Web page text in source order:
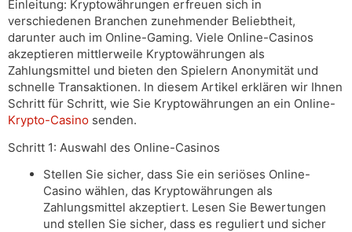
Einleitung: Kryptowährungen erfreuen sich in
verschiedenen Branchen zunehmender Beliebtheit,
darunter auch im Online-Gaming. Viele Online-Casinos
akzeptieren mittlerweile Kryptowährungen als
Zahlungsmittel und bieten den Spielern Anonymität und
schnelle Transaktionen. In diesem Artikel erklären wir Ihnen
Schritt für Schritt, wie Sie Kryptowährungen an ein Online-
Krypto-Casino senden.
Schritt 1: Auswahl des Online-Casinos
Stellen Sie sicher, dass Sie ein seriöses Online-
Casino wählen, das Kryptowährungen als
Zahlungsmittel akzeptiert. Lesen Sie Bewertungen
und stellen Sie sicher, dass es reguliert und sicher